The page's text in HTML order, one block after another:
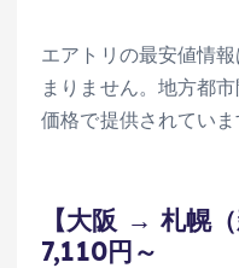
エアトリの最安値情
まりません。地方都
価格で提供されていま
【大阪 → 札幌
7,110円～